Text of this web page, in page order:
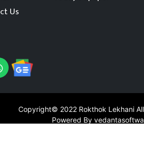
Us
Copyright© 2022 Rokthok Lekhani
Powered By